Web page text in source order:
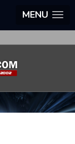
MENU